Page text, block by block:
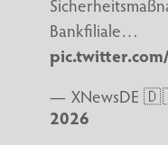
Bankfiliale…
— XNewsDE
2026